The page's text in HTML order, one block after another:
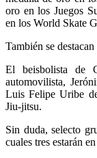
oro en los Juegos
en los World Skate
También se
El beisbolista de
automovilista,
Luis Felipe Uribe
Jiu-jitsu.
Sin duda, selecto
cuales tres estarán